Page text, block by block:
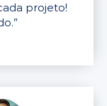
projeto!